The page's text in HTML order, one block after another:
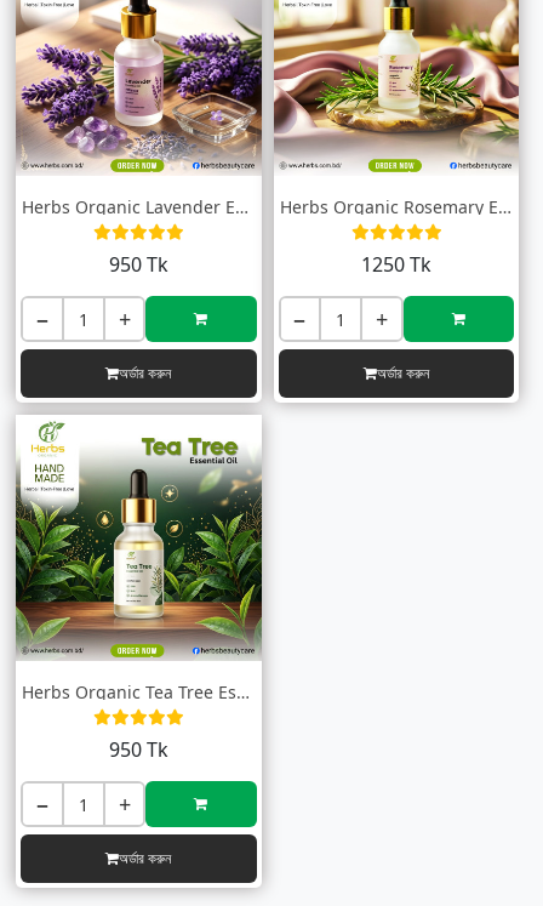
Herbs Organic Lavender Essential Oil (ল্...
950 Tk
− +
অর্ডার করুন
Herbs Organic Rosemary Essential Oil (রো...
1250 Tk
− +
অর্ডার করুন
Herbs Organic Tea Tree Essential Oil (টি...
950 Tk
− +
অর্ডার করুন